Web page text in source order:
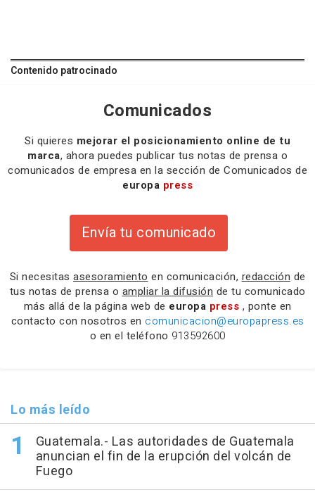
Contenido patrocinado
Comunicados
Si quieres mejorar el posicionamiento online de tu
marca, ahora puedes publicar tus notas de prensa o
comunicados de empresa en la sección de Comunicados de
europa press
Envía tu comunicado
Si necesitas asesoramiento en comunicación, redacción de
tus notas de prensa o ampliar la difusión de tu comunicado
más allá de la página web de europa press , ponte en
contacto con nosotros en comunicacion@europapress.es
o en el teléfono 913592600
Lo más leído
Guatemala.- Las autoridades de Guatemala
anuncian el fin de la erupción del volcán de
Fuego